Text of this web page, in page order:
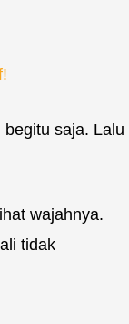
saja. Lalu
wajahnya.
tidak